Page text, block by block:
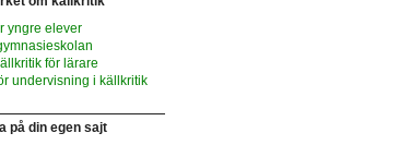
yngre elever
för lärare
undervisning i källkritik
på din egen sajt